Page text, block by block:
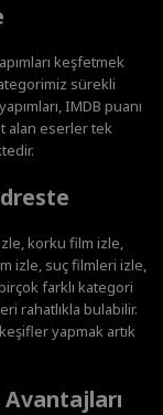
keşfetmek
sürekli
IMDB puanı
alan eserler tek
korku film izle,
izle, suç filmleri izle,
farklı kategori
rahatlıkla bulabilir.
yapmak artık